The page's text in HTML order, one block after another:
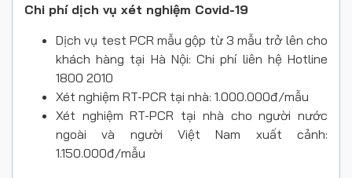
Chi phí dịch vụ xét nghiệm Covid-19
Dịch vụ test PCR mẫu gộp từ 3 mẫu trở lên cho
khách hàng tại Hà Nội: Chi phí liên hệ Hotline
1800 2010
Xét nghiệm RT-PCR tại nhà: 1.000.000đ/mẫu
Xét nghiệm RT-PCR tại nhà cho người nước
ngoài và người Việt Nam xuất cảnh:
1.150.000đ/mẫu